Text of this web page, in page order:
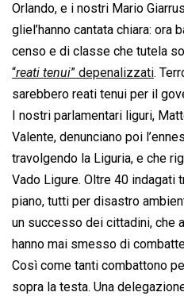
Orlando, e i nostri Mario
gliel’hanno cantata chiara: ora
censo e di classe che tutela
“reati tenui” depenalizzati.
sarebbero reati tenui per il
I nostri parlamentari liguri,
Valente, denunciano poi
travolgendo la Liguria, e che
Vado Ligure. Oltre 40
piano, tutti per disastro
un successo dei cittadini, che
hanno mai smesso di
Così come tanti combattono
sopra la testa. Una